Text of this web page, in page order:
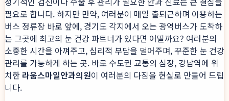
필요로 합니다. 하지만 만약, 여러분이 매일 출퇴근하며 이용하는
버스 정류장 바로 앞에, 경기도 각지에서 오는 광역버스가 도착하
는 그곳에 최고의 눈 건강 파트너가 있다면 어떨까요? 여러분의
소중한 시간을 아껴주고, 심리적 부담을 덜어주며, 꾸준한 눈 건강
관리를 가능하게 하는 곳. 바로 수도권 교통의 심장, 강남역에 위
치한 라움스마일안과의원이 여러분의 다짐을 현실로 만들어 드립
니다.